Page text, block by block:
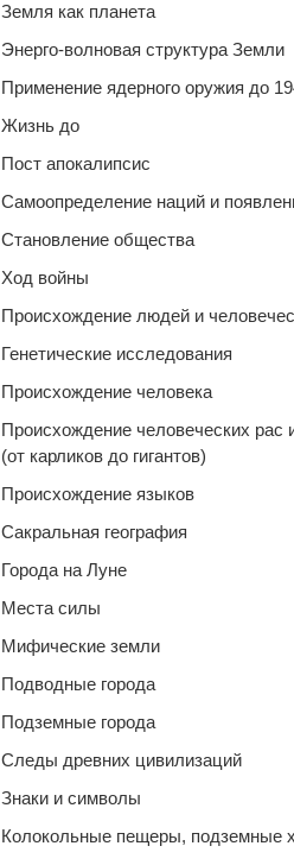
Земля как планета
Энерго-волновая структура Земли
Применение ядерного оружия до
Жизнь до
Пост апокалипсис
Самоопределение наций и
Становление общества
Ход войны
Происхождение людей и
Генетические исследования
Происхождение человека
Происхождение человеческих рас
(от карликов до гигантов)
Происхождение языков
Сакральная география
Города на Луне
Места силы
Мифические земли
Подводные города
Подземные города
Следы древних цивилизаций
Знаки и символы
Колокольные пещеры, подземные